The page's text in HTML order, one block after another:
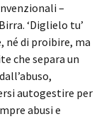
–
‘Diglielo tu’
né di proibire, ma
che separa un
autogestire per
abusi e